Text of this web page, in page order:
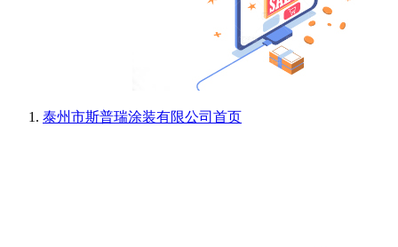
泰州市斯普瑞涂装有限公司 首页